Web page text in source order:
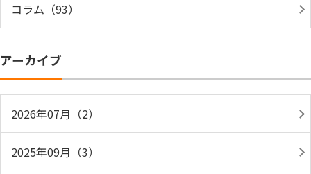
コラム（93）
アーカイブ
2026年07月（2）
2025年09月（3）